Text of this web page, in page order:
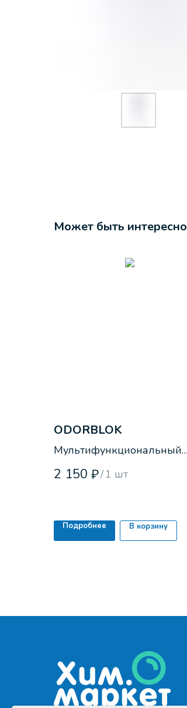
Может быть интересно
ODORBLOK
Мультифункциональный
устранитель запаха с
формулой No-Gas.
2 150 ₽/ 1 шт
Подробнее В корзину